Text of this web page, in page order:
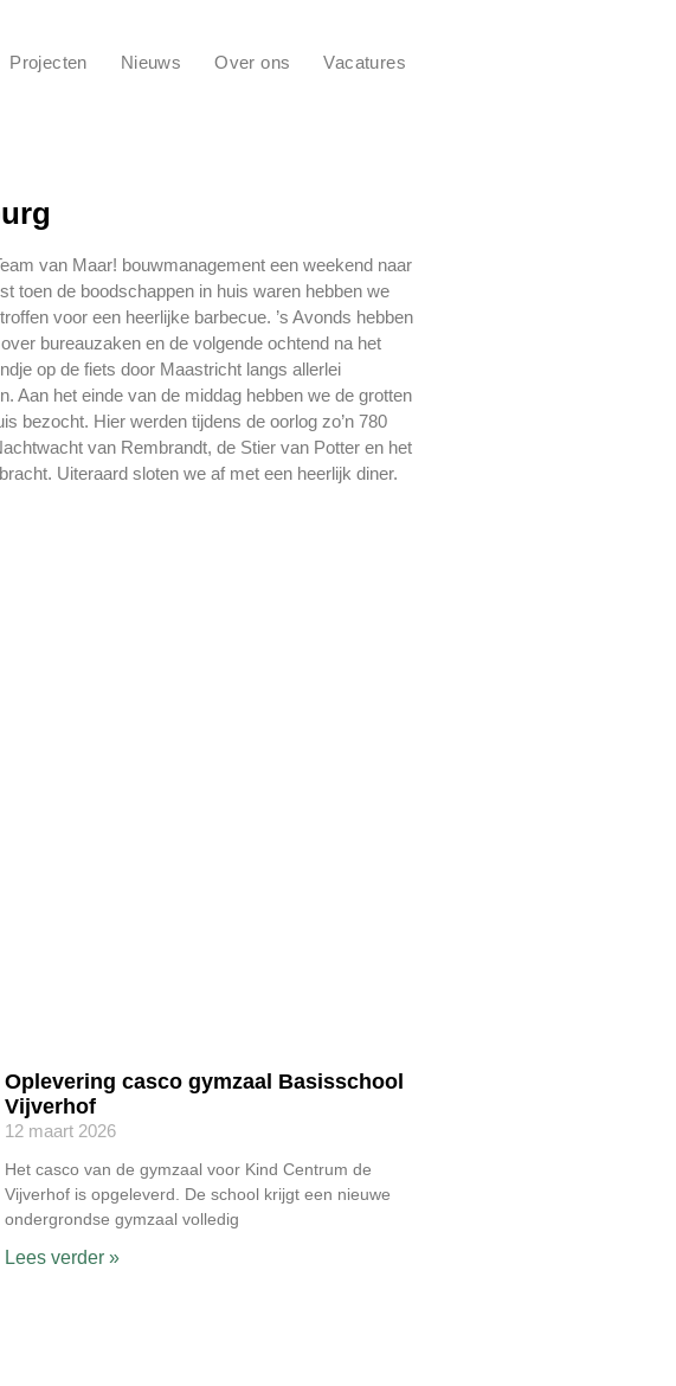
Projecten Nieuws Over ons Vacatures
van Maar! bouwmanagement een weekend naar
toen de boodschappen in huis waren hebben we
voor een heerlijke barbecue. ’s Avonds hebben
bureauzaken en de volgende ochtend na het
op de fiets door Maastricht langs allerlei
Aan het einde van de middag hebben we de grotten
bezocht. Hier werden tijdens de oorlog zo’n 780
van Rembrandt, de Stier van Potter en het
Uiteraard sloten we af met een heerlijk diner.
Oplevering casco gymzaal Basisschool
Vijverhof
12 maart 2026
Het casco van de gymzaal voor Kind Centrum de
Vijverhof is opgeleverd. De school krijgt een nieuwe
ondergrondse gymzaal volledig
Lees verder »